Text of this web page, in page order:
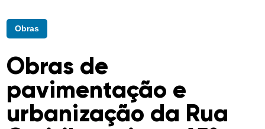
Obras
Obras de
pavimentação e
urbanização da Rua